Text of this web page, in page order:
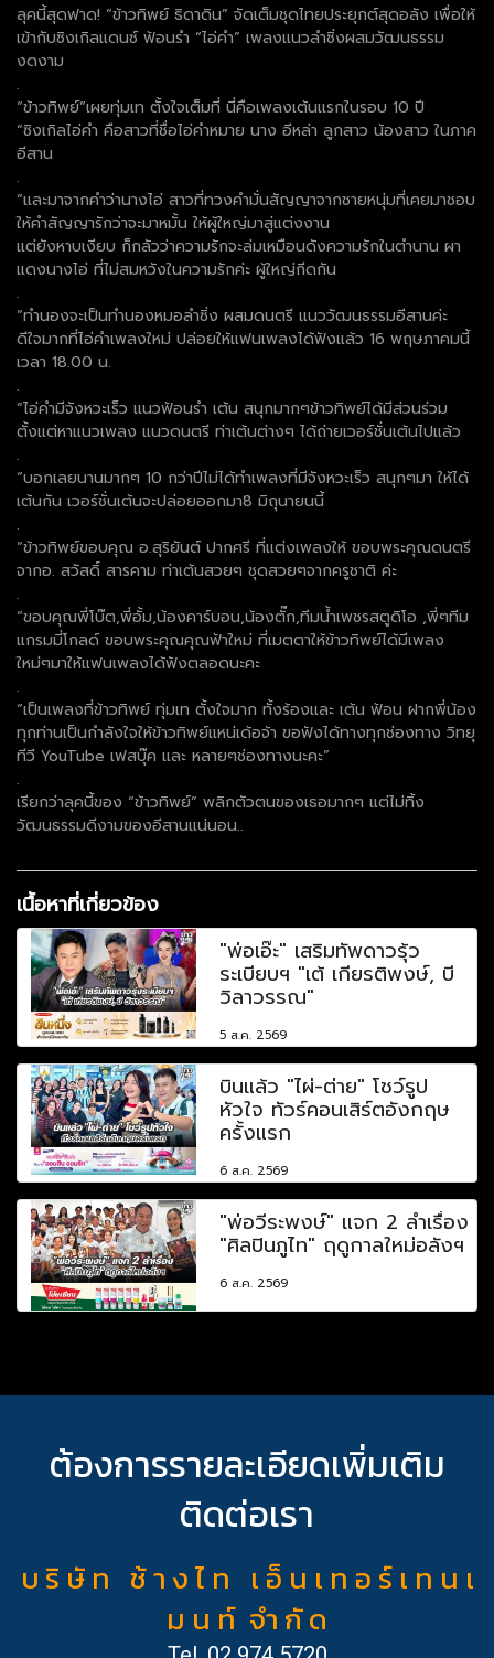
ลุคนี้สุดฟาด! “ข้าวทิพย์ ธิดาดิน” จัดเต็มชุดไทยประยุกต์สุดอลัง เพื่อให้
เข้ากับซิงเกิลแดนซ์ ฟ้อนรำ “ไอ่คำ” เพลงแนวลำซิ่งผสมวัฒนธรรม
งดงาม
.
“ข้าวทิพย์”เผยทุ่มเท ตั้งใจเต็มที่ นี่คือเพลงเต้นแรกในรอบ 10 ปี
“ซิงเกิลไอ่คำ คือสาวที่ชื่อไอ่คำหมาย นาง อีหล่า ลูกสาว น้องสาว ในภาค
อีสาน
.
“และมาจากคำว่านางไอ่ สาวที่ทวงคำมั่นสัญญาจากชายหนุ่มที่เคยมาชอบ
ให้คำสัญญารักว่าจะมาหมั้น ให้ผู้ใหญ่มาสู่แต่งงาน
แต่ยังหาบเงียบ ก็กลัวว่าความรักจะล่มเหมือนดังความรักในตำนาน ผา
แดงนางไอ่ ที่ไม่สมหวังในความรักค่ะ ผู้ใหญ่กีดกัน
.
“ทำนองจะเป็นทำนองหมอลำซิ่ง ผสมดนตรี แนววัฒนธรรมอีสานค่ะ
ดีใจมากที่ไอ่คำเพลงใหม่ ปล่อยให้แฟนเพลงได้ฟังแล้ว 16 พฤษภาคมนี้
เวลา 18.00 น.
.
“ไอ่คำมีจังหวะเร็ว แนวฟ้อนรำ เต้น สนุกมากๆข้าวทิพย์ได้มีส่วนร่วม
ตั้งแต่หาแนวเพลง แนวดนตรี ท่าเต้นต่างๆ ได้ถ่ายเวอร์ชั่นเต้นไปแล้ว
.
“บอกเลยนานมากๆ 10 กว่าปีไม่ได้ทำเพลงที่มีจังหวะเร็ว สนุกๆมา ให้ได้
เต้นกัน เวอร์ชั่นเต้นจะปล่อยออกมา8 มิถุนายนนี้
.
“ข้าวทิพย์ขอบคุณ อ.สุริยันต์ ปากศรี ที่แต่งเพลงให้ ขอบพระคุณดนตรี
จากอ. สวัสดิ์ สารคาม ท่าเต้นสวยๆ ชุดสวยๆจากครูชาติ ค่ะ
.
“ขอบคุณพี่โบ๊ต,พี่อั้ม,น้องคาร์บอน,น้องตั๊ก,ทีมน้ำเพชรสตูดิโอ ,พี่ๆทีม
แกรมมี่โกลด์ ขอบพระคุณคุณฟ้าใหม่ ที่เมตตาให้ข้าวทิพย์ได้มีเพลง
ใหม่ๆมาให้แฟนเพลงได้ฟังตลอดนะคะ
.
“เป็นเพลงที่ข้าวทิพย์ ทุ่มเท ตั้งใจมาก ทั้งร้องและ เต้น ฟ้อน ฝากพี่น้อง
ทุกท่านเป็นกำลังใจให้ข้าวทิพย์แหน่เด้อจ้า ขอฟังได้ทางทุกช่องทาง วิทยุ
ทีวี YouTube เฟสบุ๊ค และ หลายๆช่องทางนะคะ”
.
เรียกว่าลุคนี้ของ “ข้าวทิพย์” พลิกตัวตนของเธอมากๆ แต่ไม่ทิ้ง
วัฒนธรรมดีงามของอีสานแน่นอน..
เนื้อหาที่เกี่ยวข้อง
"พ่อเอ๊ะ" เสริมทัพดาวรุ้ว
ระเบียบฯ "เต้ เกียรติพงษ์, บี
วิลาวรรณ"
5 ส.ค. 2569
บินแล้ว "ไผ่-ต่าย" โชว์รูป
หัวใจ ทัวร์คอนเสิร์ตอังกฤษ
ครั้งแรก
6 ส.ค. 2569
"พ่อวีระพงษ์" แจก 2 ลำเรื่อง
"ศิลปินภูไท" ฤดูกาลใหม่อลังฯ
6 ส.ค. 2569
ต้องการรายละเอียดเพิ่มเติม
ติดต่อเรา
บ ริ ษั ท ช้ า ง ไ ท เ อ็ น เ ท อ ร์ เ ท น เ
ม น ท์ จำ กั ด